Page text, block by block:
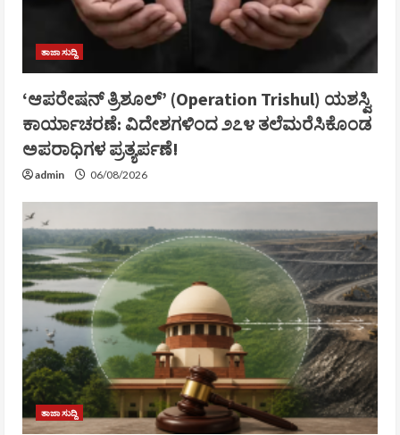
ತಾಜಾ ಸುದ್ದಿ
‘ಆಪರೇಷನ್ ತ್ರಿಶೂಲ್’ (Operation Trishul) ಯಶಸ್ವಿ
ಕಾರ್ಯಾಚರಣೆ: ವಿದೇಶಗಳಿಂದ ೨೭೪ ತಲೆಮರೆಸಿಕೊಂಡ
ಅಪರಾಧಿಗಳ ಪ್ರತ್ಯರ್ಪಣೆ!
admin 06/08/2026
ತಾಜಾ ಸುದ್ದಿ